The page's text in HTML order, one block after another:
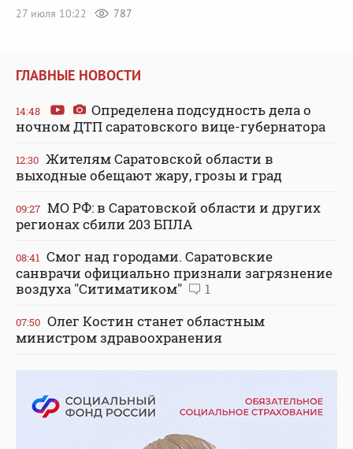
27 июля 10:22
787
ГЛАВНЫЕ НОВОСТИ
14:48
Определена подсудность дела о
ночном ДТП саратовского вице-губернатора
12:30 Жителям Саратовской области в
выходные обещают жару, грозы и град
09:27 МО РФ: в Саратовской области и других
регионах сбили 203 БПЛА
08:41 Смог над городами. Саратовские
санврачи официально признали загрязнение
воздуха "Ситиматиком"
1
07:50 Олег Костин станет областным
министром здравоохранения